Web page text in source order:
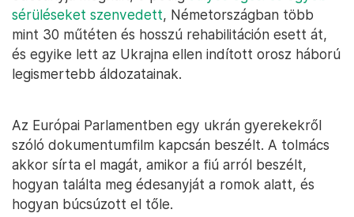
sérüléseket szenvedett, Németországban több
mint 30 műtéten és hosszú rehabilitáción esett át,
és egyike lett az Ukrajna ellen indított orosz háború
legismertebb áldozatainak.
Az Európai Parlamentben egy ukrán gyerekekről
szóló dokumentumfilm kapcsán beszélt. A tolmács
akkor sírta el magát, amikor a fiú arról beszélt,
hogyan találta meg édesanyját a romok alatt, és
hogyan búcsúzott el tőle.